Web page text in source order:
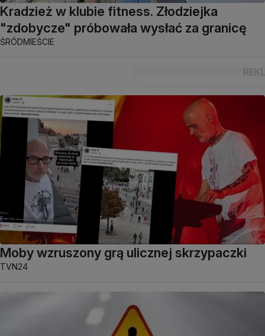
Kradzież w klubie fitness. Złodziejka
"zdobycze" próbowała wysłać za granicę
ŚRÓDMIEŚCIE
Moby wzruszony grą ulicznej skrzypaczki
TVN24